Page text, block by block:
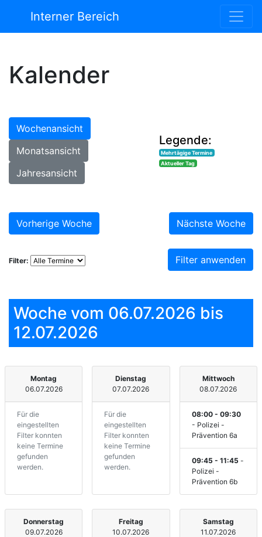
Interner Bereich
Kalender
Wochenansicht
Monatsansicht
Jahresansicht
Legende:
Mehrtägige Termine
Aktueller Tag
Vorherige Woche Nächste Woche
Filter: Filter anwenden
Woche vom 06.07.2026 bis
12.07.2026
Montag
06.07.2026
Für die
eingestellten
Filter konnten
keine Termine
gefunden
werden.
Dienstag
07.07.2026
Für die
eingestellten
Filter konnten
keine Termine
gefunden
werden.
Mittwoch
08.07.2026
08:00 - 09:30
- Polizei -
Prävention 6a
09:45 - 11:45 -
Polizei -
Prävention 6b
Donnerstag
09.07.2026
Freitag
10.07.2026
Samstag
11.07.2026